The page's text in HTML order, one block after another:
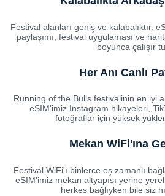
Festival alanları geniş ve kalabalıktır.
paylaşımı, festival uygulaması ve
boyunca çalışır
Her Anı Canlı
Running of the Bulls festivalinin en iyi
eSIM'imiz Instagram hikayeleri,
fotoğraflar için yüksek
Mekan WiFi'ına
Festival WiFi'ı binlerce eş zamanlı
eSIM'imiz mekan altyapısı yerine
herkes bağlıyken bile siz